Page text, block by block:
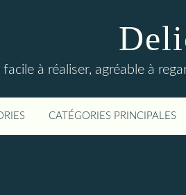
facile à réaliser, agréable à
CATÉGORIES PRINCIPALES